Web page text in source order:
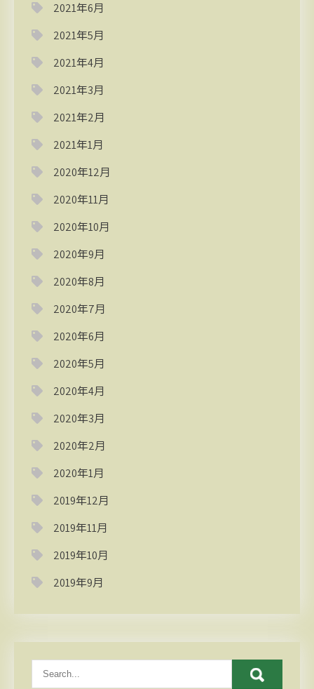
2021年6月
2021年5月
2021年4月
2021年3月
2021年2月
2021年1月
2020年12月
2020年11月
2020年10月
2020年9月
2020年8月
2020年7月
2020年6月
2020年5月
2020年4月
2020年3月
2020年2月
2020年1月
2019年12月
2019年11月
2019年10月
2019年9月